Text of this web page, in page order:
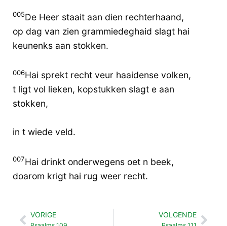
005De Heer staait aan dien rechterhaand,
op dag van zien grammiedeghaid slagt hai
keunenks aan stokken.
006Hai sprekt recht veur haaidense volken,
t ligt vol lieken, kopstukken slagt e aan
stokken,
in t wiede veld.
007Hai drinkt onderwegens oet n beek,
doarom krigt hai rug weer recht.
Vorige
VORIGE VOLGENDE